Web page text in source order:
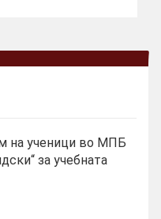
на ученици во МПБ
за учебната